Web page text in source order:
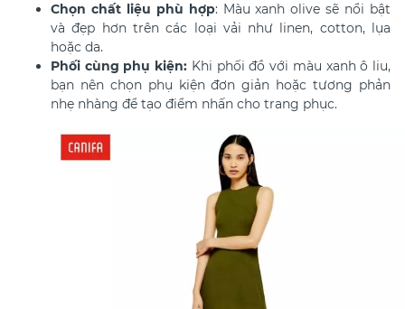
Chọn chất liệu phù hợp: Màu xanh olive sẽ nổi bật
và đẹp hơn trên các loại vải như linen, cotton, lụa
hoặc da.
Phối cùng phụ kiện: Khi phối đồ với màu xanh ô liu,
bạn nên chọn phụ kiện đơn giản hoặc tương phản
nhẹ nhàng để tạo điểm nhấn cho trang phục.